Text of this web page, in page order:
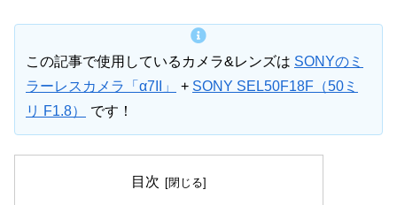
この記事で使用しているカメラ&レンズは SONYのミ
ラーレスカメラ「α7II」
+ SONY SEL50F18F（50ミ
リ F1.8）
です！
目次